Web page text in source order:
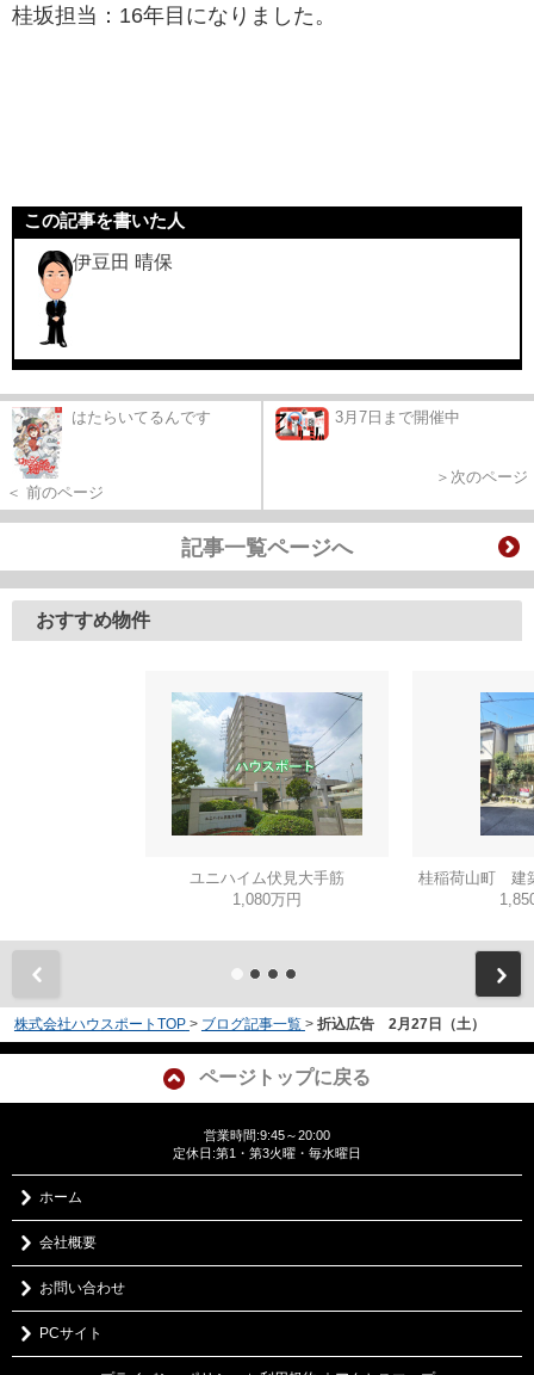
桂坂担当：16年目になりました。
この記事を書いた人
伊豆田 晴保
はたらいてるんです
＜ 前のページ
3月7日まで開催中
＞次のページ
記事一覧ページへ
おすすめ物件
ユニハイム伏見大手筋
1,080万円
桂稲荷山町 建
株式会社ハウスポートTOP > ブログ記事一覧 > 折込広告 2月27日（土）
ページトップに戻る
営業時間:9:45～20:00
定休日:第1・第3火曜・毎水曜日
ホーム
会社概要
お問い合わせ
PCサイト